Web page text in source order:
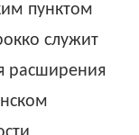
пунктом
служит
расширения